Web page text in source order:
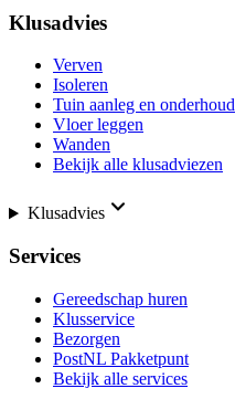
Klusadvies
Verven
Isoleren
Tuin aanleg en onderhoud
Vloer leggen
Wanden
Bekijk alle klusadviezen
Klusadvies
Services
Gereedschap huren
Klusservice
Bezorgen
PostNL Pakketpunt
Bekijk alle services